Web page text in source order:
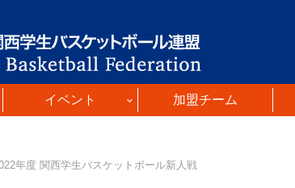
イベント 加盟チーム
年度 関西学生バスケットボール新人戦